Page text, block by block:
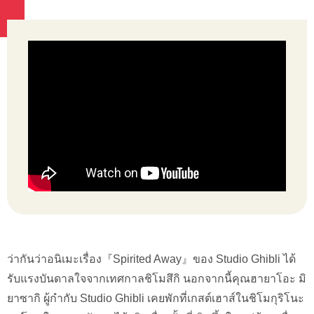
ว่ากันว่าอนิเมะเรื่อง『Spirited Away』ของ Studio Ghibli ได้
รับแรงบันดาลใจจากเทศกาลชิโมสึกิ นอกจากนี้คุณฮายาโอะ มิ
ยาซากิ ผู้กำกับ Studio Ghibli เคยพักที่เกสต์เฮาส์ในชิโมกุริโนะ